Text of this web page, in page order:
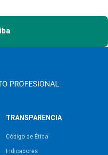
TRANSPARENCIA
Código de Ética
Indicadores